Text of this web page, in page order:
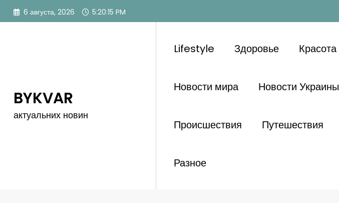
Перейти
6 августа, 2026 5:20:17 PM
BYKVAR
актуальних новин
Lifestyle Здоровье Красота
Новости мира Новости Украины
Происшествия Путешествия
Разное